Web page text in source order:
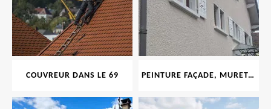
COUVREUR DANS LE 69 PEINTURE FAÇADE, MURET, TOITURE, BOISERIE, FERRONERIE, GOUTTIÈRE 69